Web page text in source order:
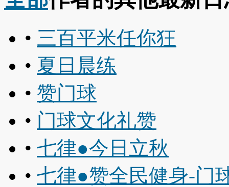
• 三百平米任你狂
• 夏日晨练
• 赞门球
• 门球文化礼赞
• 七律●今日立秋
• 七律●赞全民健身-门